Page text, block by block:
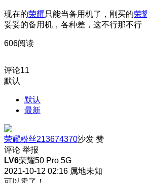
现在的荣耀只能当备用机了，刚买的荣
妥妥的备用机，各种差，这不行那不行
606阅读
评论11
默认
默认
最新
荣耀粉丝213674370沙发 赞
评论 举报
LV6荣耀50 Pro 5G
2021-10-12 02:16 属地未知